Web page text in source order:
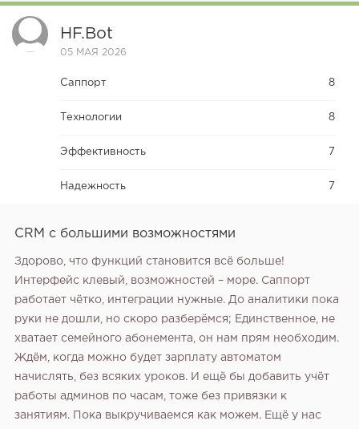
HF.bot
05 МАЯ 2026
Саппорт 8
Технологии 8
Эффективность 7
Надежность 7
CRM с большими возможностями
Здорово‚ что функций становится всё больше!
Интерфейс клевый‚ возможностей – море. Саппорт
работает чётко‚ интеграции нужные. До аналитики пока
руки не дошли‚ но скоро разберёмся; Единственное‚ не
хватает семейного абонемента‚ он нам прям необходим.
Ждём‚ когда можно будет зарплату автоматом
начислять‚ без всяких уроков. И ещё бы добавить учёт
работы админов по часам‚ тоже без привязки к
занятиям. Пока выкручиваемся как можем. Ещё у нас